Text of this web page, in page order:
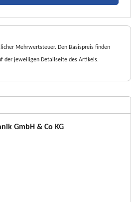
Mehrwertsteuer. Den Basispreis finden
der jeweiligen Detailseite des Artikels.
GmbH & Co KG